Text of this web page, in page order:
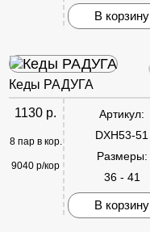
В корзину
Кеды РАДУГА
1130 р.
8 пар в кор.
9040 р/кор
Артикул:
DXH53-51
Размеры:
36 - 41
В корзину